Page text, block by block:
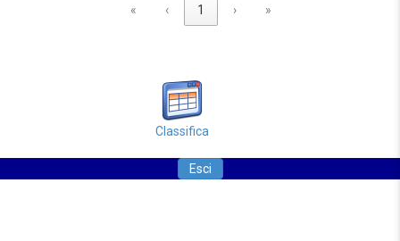
« ‹ 1 › »
Classifica
Esci